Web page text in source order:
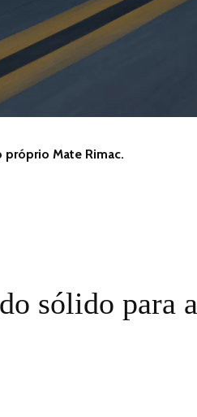
próprio Mate Rimac.
sólido para a